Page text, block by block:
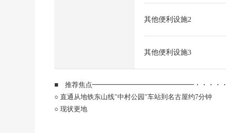
其他便利设施2
其他便利设施3
■ 推荐焦点━━━━━━━━━━━━━━━・・・・・
○ 直通从地铁东山线"中村公园"车站到名古屋约7分钟
○ 现状更地